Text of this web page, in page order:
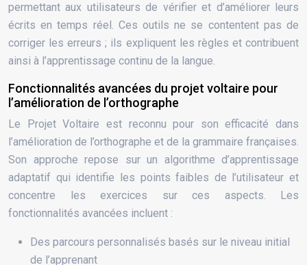
permettant aux utilisateurs de vérifier et d’améliorer leurs
écrits en temps réel. Ces outils ne se contentent pas de
corriger les erreurs ; ils expliquent les règles et contribuent
ainsi à l’apprentissage continu de la langue.
Fonctionnalités avancées du projet voltaire pour
l’amélioration de l’orthographe
Le Projet Voltaire est reconnu pour son efficacité dans
l’amélioration de l’orthographe et de la grammaire françaises.
Son approche repose sur un algorithme d’apprentissage
adaptatif qui identifie les points faibles de l’utilisateur et
concentre les exercices sur ces aspects. Les
fonctionnalités avancées incluent :
Des parcours personnalisés basés sur le niveau initial
de l’apprenant